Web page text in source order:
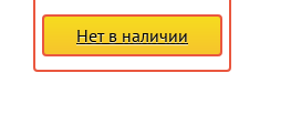
Нет в наличии